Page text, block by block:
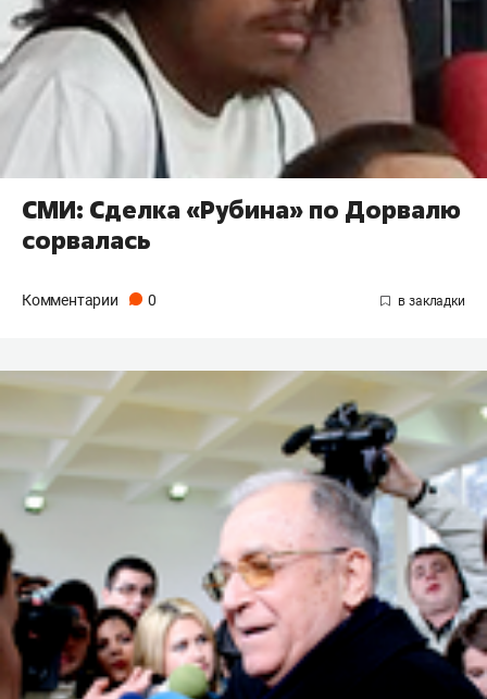
СМИ: Сделка «Рубина» по Дорвалю
сорвалась
Комментарии 0